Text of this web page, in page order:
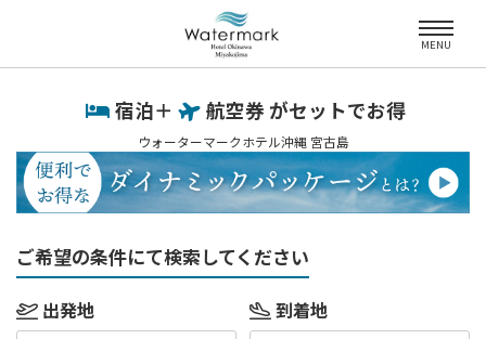
MENU
宿泊＋ 航空券 がセットでお得
ウォーターマークホテル沖縄 宮古島
ご希望の条件にて検索してください
出発地 到着地